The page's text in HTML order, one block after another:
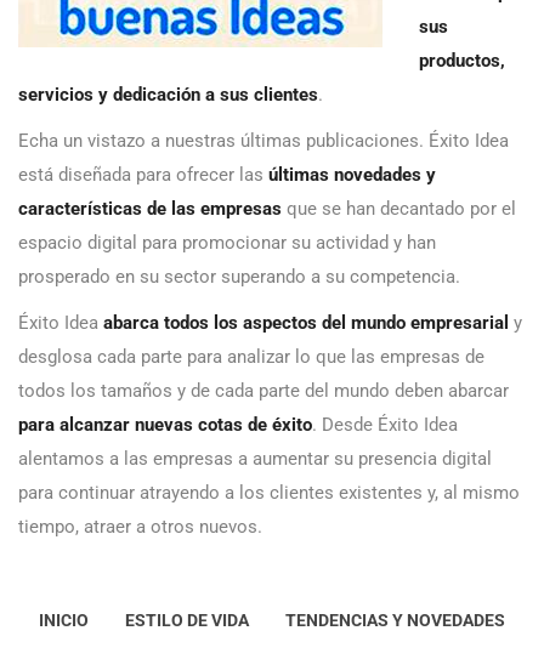
sus
productos,
servicios y dedicación a sus clientes.
Echa un vistazo a nuestras últimas publicaciones. Éxito Idea
está diseñada para ofrecer las últimas novedades y
características de las empresas que se han decantado por el
espacio digital para promocionar su actividad y han
prosperado en su sector superando a su competencia.
Éxito Idea abarca todos los aspectos del mundo empresarial y
desglosa cada parte para analizar lo que las empresas de
todos los tamaños y de cada parte del mundo deben abarcar
para alcanzar nuevas cotas de éxito. Desde Éxito Idea
alentamos a las empresas a aumentar su presencia digital
para continuar atrayendo a los clientes existentes y, al mismo
tiempo, atraer a otros nuevos.
INICIO ESTILO DE VIDA TENDENCIAS Y NOVEDADES